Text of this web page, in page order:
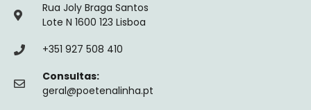
Rua Joly Braga Santos
Lote N 1600 123 Lisboa
+351 927 508 410
Consultas:
geral@poetenalinha.pt